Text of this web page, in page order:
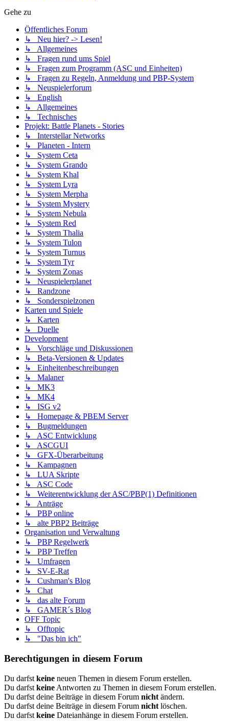
Gehe zu
Öffentliches Forum
↳ Neu hier? -> Lesen!
↳ Allgemeines
↳ Fragen rund ums Spiel
↳ Fragen zum Programm (ASC und Einheiten)
↳ Fragen zu Regeln, Anmeldung und PBP-System
↳ Neuspielerforum
↳ English
↳ Allgemeines
↳ Technisches
Projekt: Battle Planets - Stories
↳ Interstellar Networks
↳ Planeten - Intern
↳ System Ceta
↳ System Grando
↳ System Khal
↳ System Lyra
↳ System Merpha
↳ System Mystery
↳ System Nebula
↳ System Red
↳ System Thalia
↳ System Tulon
↳ System Turnus
↳ System Tyr
↳ System Zonas
↳ Neuspielerplanet
↳ Randzone
↳ Sonderspielzonen
Karten und Spiele
↳ Karten
↳ Duelle
Development
↳ Vorschläge und Diskussionen
↳ Beta-Versionen & Updates
↳ Einheitenbeschreibungen
↳ Malaner
↳ MK3
↳ MK4
↳ ISG v2
↳ Homepage & PBEM Server
↳ Bugmeldungen
↳ ASC Entwicklung
↳ ASCGUI
↳ GFX-Überarbeitung
↳ Kampagnen
↳ LUA Skripte
↳ ASC Code
↳ Weiterentwicklung der ASC/PBP(1) Definitionen
↳ Anträge
↳ PBP online
↳ alte PBP2 Beiträge
Organisation und Verwaltung
↳ PBP Regelwerk
↳ PBP Treffen
↳ Umfragen
↳ SV-E-Rat
↳ Cushman's Blog
↳ Chat
↳ das alte Forum
↳ GAMER´s Blog
OFF Topic
↳ Offtopic
↳ "Das bin ich"
Berechtigungen in diesem Forum
Du darfst keine neuen Themen in diesem Forum erstellen.
Du darfst keine Antworten zu Themen in diesem Forum erstellen.
Du darfst deine Beiträge in diesem Forum nicht ändern.
Du darfst deine Beiträge in diesem Forum nicht löschen.
Du darfst keine Dateianhänge in diesem Forum erstellen.